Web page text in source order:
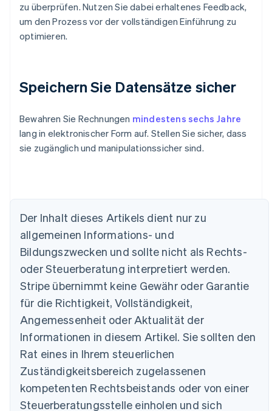
zu überprüfen. Nutzen Sie dabei erhaltenes Feedback,
um den Prozess vor der vollständigen Einführung zu
optimieren.
Speichern Sie Datensätze sicher
Bewahren Sie Rechnungen mindestens sechs Jahre
lang in elektronischer Form auf. Stellen Sie sicher, dass
sie zugänglich und manipulationssicher sind.
Der Inhalt dieses Artikels dient nur zu
allgemeinen Informations- und
Bildungszwecken und sollte nicht als Rechts-
oder Steuerberatung interpretiert werden.
Stripe übernimmt keine Gewähr oder Garantie
für die Richtigkeit, Vollständigkeit,
Angemessenheit oder Aktualität der
Informationen in diesem Artikel. Sie sollten den
Rat eines in Ihrem steuerlichen
Zuständigkeitsbereich zugelassenen
kompetenten Rechtsbeistands oder von einer
Steuerberatungsstelle einholen und sich
Australien
English
Belgien
Nederlands Français DeutschEnglish
Brasilien
PortuguêsEnglish
English
Dänemark
English
Deutschland
Deutsch English
Estland